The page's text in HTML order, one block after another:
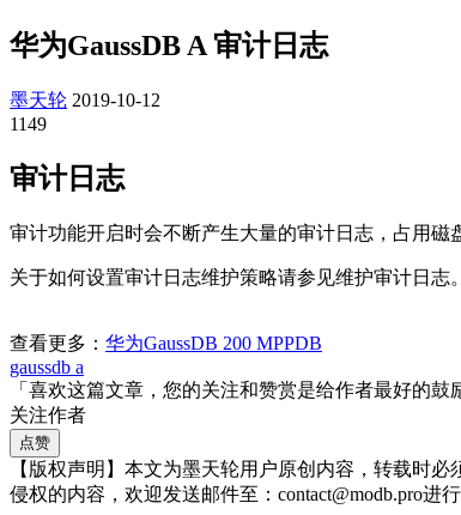
华为GaussDB A 审计日志
墨天轮 2019-10-12
1149
审计日志
审计功能开启时会不断产生大量的审计日志，占用磁
关于如何设置审计日志维护策略请参见维护审计日志。
查看更多： 华为GaussDB 200 MPPDB
gaussdb a
「喜欢这篇文章，您的关注和赞赏是给作者最好的鼓
关注作者
点赞
【版权声明】本文为墨天轮用户原创内容，转载时
侵权的内容，欢迎发送邮件至：contact@modb.pro进